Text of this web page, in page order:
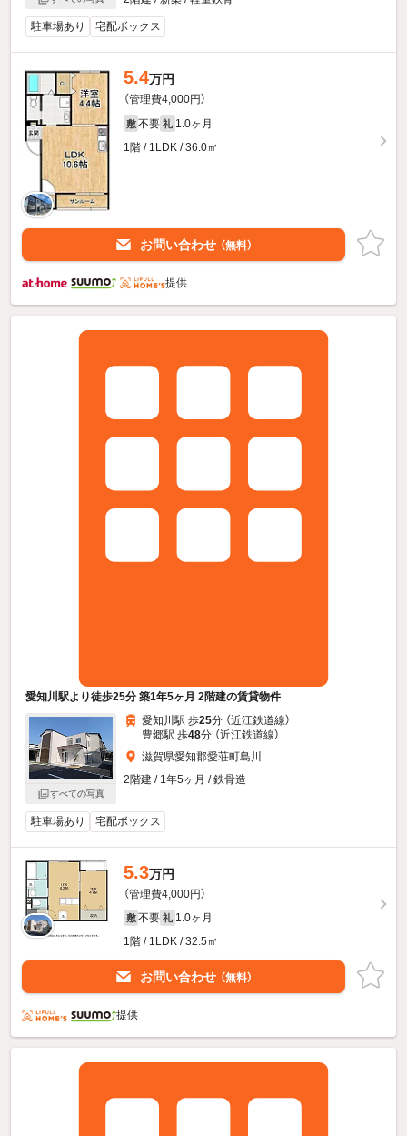
駐車場あり 宅配ボックス
5.4万円
（管理費4,000円）
敷 不要 礼 1.0ヶ月
1階 / 1LDK / 36.0㎡
お問い合わせ （無料）
提供
愛知川駅より徒歩25分 築1年5ヶ月 2階建の賃貸物件
すべての写真
愛知川駅 歩25分 （近江鉄道線）
豊郷駅 歩48分 （近江鉄道線）
滋賀県愛知郡愛荘町島川
2階建 / 1年5ヶ月 / 鉄骨造
駐車場あり 宅配ボックス
5.3万円
（管理費4,000円）
敷 不要 礼 1.0ヶ月
1階 / 1LDK / 32.5㎡
お問い合わせ （無料）
提供